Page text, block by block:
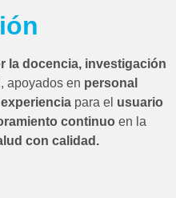
la docencia, investigación
, apoyados en personal
experiencia para el usuario
continuo en la
con calidad.